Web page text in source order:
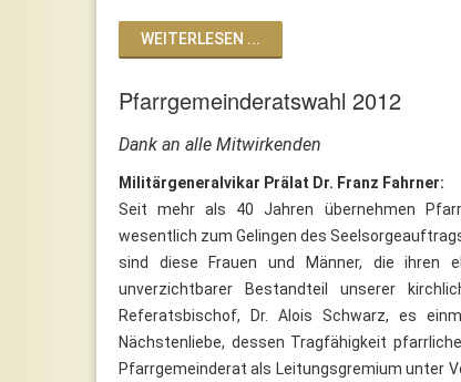
WEITERLESEN ...
Pfarrgemeinderatswahl 2012
Dank an alle Mitwirkenden
Militärgeneralvikar Prälat Dr. Franz Fahrner:
Seit mehr als 40 Jahren übernehmen
wesentlich zum Gelingen des
sind diese Frauen und Männer, die ihren
unverzichtbarer Bestandteil unserer
Referatsbischof, Dr. Alois Schwarz, es
Nächstenliebe, dessen Tragfähigkeit
Pfarrgemeinderat als Leitungsgremium unter